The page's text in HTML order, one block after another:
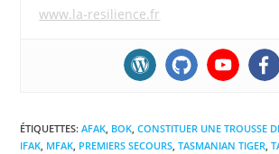
www.la-resilience.fr
ÉTIQUETTES:AFAK, BOK, CONSTITUER UNE TROUSSE
IFAK, MFAK, PREMIERS SECOURS, TASMANIAN TIGER,